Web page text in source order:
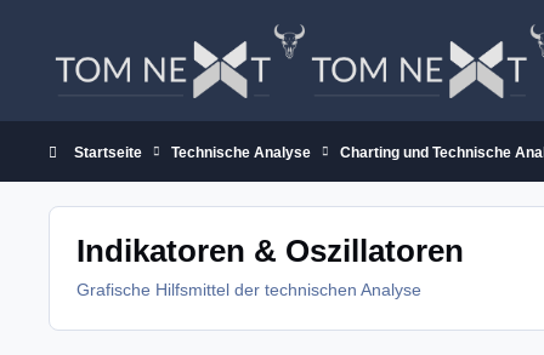
Startseite Technische Analyse Charting und Technische
Indikatoren & Oszillatoren
Grafische Hilfsmittel der technischen Analyse